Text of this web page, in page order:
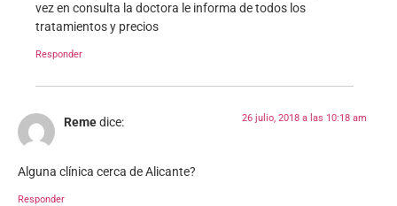
vez en consulta la doctora le informa de todos los
tratamientos y precios
Responder
Remedice: 26 julio, 2018 a las 10:18 am
Alguna clínica cerca de Alicante?
Responder